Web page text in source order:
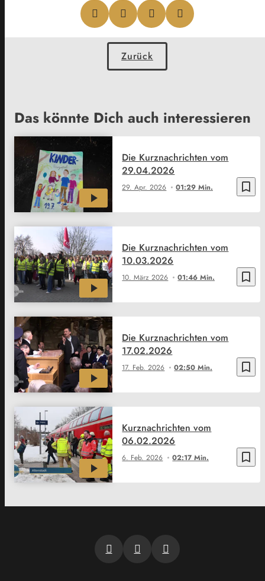
Zurück
Das könnte Dich auch interessieren
bookmark_border
29. Apr. 2026 01:29 Min.
Die Kurznachrichten vom
29.04.2026
bookmark_border
10. März 2026 01:46 Min.
Die Kurznachrichten vom
10.03.2026
bookmark_border
17. Feb. 2026 02:50 Min.
Die Kurznachrichten vom
17.02.2026
bookmark_border
6. Feb. 2026 02:17 Min.
Kurznachrichten vom
06.02.2026